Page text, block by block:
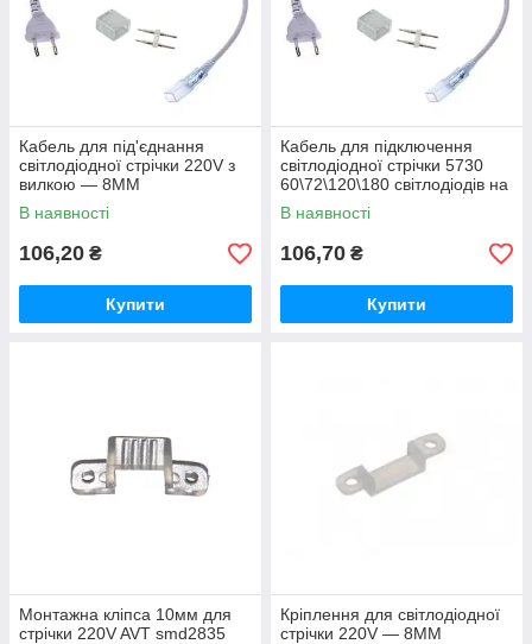
Кабель для під'єднання
світлодіодної стрічки 220V з
вилкою — 8ММ
В наявності
106,20 ₴
Купити
Кабель для підключення
світлодіодної стрічки 5730
60\72\120\180 світлодіодів на
метр 220V з вилкою
В наявності
106,70 ₴
Купити
Монтажна кліпса 10мм для
стрічки 220V AVT smd2835
Кріплення для світлодіодної
стрічки 220V — 8ММ